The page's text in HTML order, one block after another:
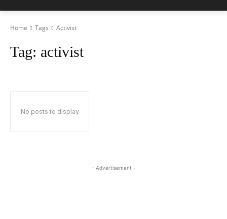
Home Tags Activist
Tag: activist
No posts to display
- Advertisement -